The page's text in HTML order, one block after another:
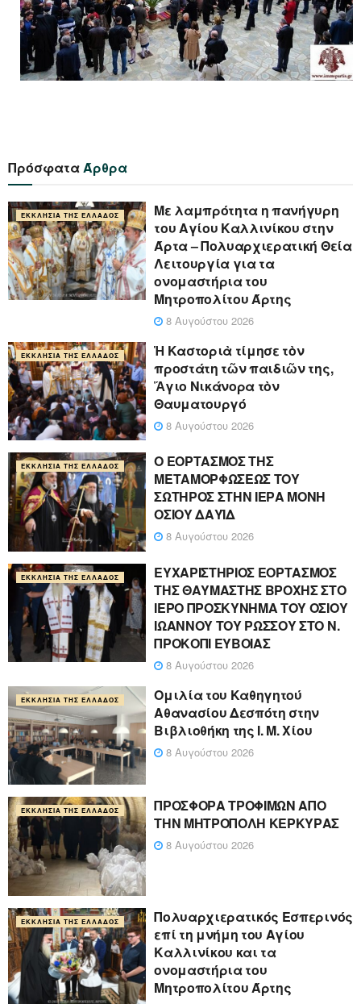
ΠρόσφαταΆρθρα
ΕΚΚΛΗΣΊΑ ΤΗΣ ΕΛΛΆΔΟΣ
Με λαμπρότητα η πανήγυρη
του Αγίου Καλλινίκου στην
Άρτα – Πολυαρχιερατική Θεία
Λειτουργία για τα
ονομαστήρια του
Μητροπολίτου Άρτης
8 Αυγούστου 2026
ΕΚΚΛΗΣΊΑ ΤΗΣ ΕΛΛΆΔΟΣ
Ἡ Καστοριὰ τίμησε τὸν
προστάτη τῶν παιδιῶν της,
Ἅγιο Νικάνορα τὸν
Θαυματουργό
8 Αυγούστου 2026
ΕΚΚΛΗΣΊΑ ΤΗΣ ΕΛΛΆΔΟΣ
Ο ΕΟΡΤΑΣΜΟΣ ΤΗΣ
ΜΕΤΑΜΟΡΦΩΣΕΩΣ ΤΟΥ
ΣΩΤΗΡΟΣ ΣΤΗΝ ΙΕΡΑ ΜΟΝΗ
ΟΣΙΟΥ ΔΑΥΪΔ
8 Αυγούστου 2026
ΕΚΚΛΗΣΊΑ ΤΗΣ ΕΛΛΆΔΟΣ
ΕΥΧΑΡΙΣΤΗΡΙΟΣ ΕΟΡΤΑΣΜΟΣ
ΤΗΣ ΘΑΥΜΑΣΤΗΣ ΒΡΟΧΗΣ ΣΤΟ
ΙΕΡΟ ΠΡΟΣΚΥΝΗΜΑ ΤΟΥ ΟΣΙΟΥ
ΙΩΑΝΝΟΥ ΤΟΥ ΡΩΣΣΟΥ ΣΤΟ Ν.
ΠΡΟΚΟΠΙ ΕΥΒΟΙΑΣ
8 Αυγούστου 2026
ΕΚΚΛΗΣΊΑ ΤΗΣ ΕΛΛΆΔΟΣ
Ομιλία του Καθηγητού
Αθανασίου Δεσπότη στην
Βιβλιοθήκη της Ι. Μ. Χίου
8 Αυγούστου 2026
ΕΚΚΛΗΣΊΑ ΤΗΣ ΕΛΛΆΔΟΣ
ΠΡΟΣΦΟΡΑ ΤΡΟΦΙΜΩΝ ΑΠΟ
ΤΗΝ ΜΗΤΡΟΠΟΛΗ ΚΕΡΚΥΡΑΣ
8 Αυγούστου 2026
ΕΚΚΛΗΣΊΑ ΤΗΣ ΕΛΛΆΔΟΣ
Πολυαρχιερατικός Εσπερινός
επί τη μνήμη του Αγίου
Καλλινίκου και τα
ονομαστήρια του
Μητροπολίτου Άρτης